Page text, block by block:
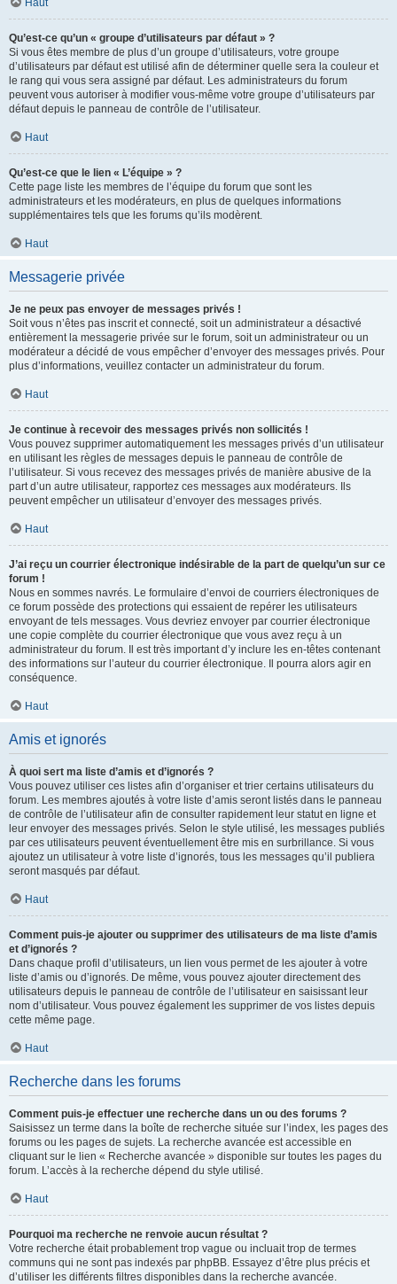
Haut
Qu’est-ce qu’un « groupe d’utilisateurs par défaut » ?
Si vous êtes membre de plus d’un groupe d’utilisateurs, votre groupe
d’utilisateurs par défaut est utilisé afin de déterminer quelle sera la couleur et
le rang qui vous sera assigné par défaut. Les administrateurs du forum
peuvent vous autoriser à modifier vous-même votre groupe d’utilisateurs par
défaut depuis le panneau de contrôle de l’utilisateur.
Haut
Qu’est-ce que le lien « L’équipe » ?
Cette page liste les membres de l’équipe du forum que sont les
administrateurs et les modérateurs, en plus de quelques informations
supplémentaires tels que les forums qu’ils modèrent.
Haut
Messagerie privée
Je ne peux pas envoyer de messages privés !
Soit vous n’êtes pas inscrit et connecté, soit un administrateur a désactivé
entièrement la messagerie privée sur le forum, soit un administrateur ou un
modérateur a décidé de vous empêcher d’envoyer des messages privés. Pour
plus d’informations, veuillez contacter un administrateur du forum.
Haut
Je continue à recevoir des messages privés non sollicités !
Vous pouvez supprimer automatiquement les messages privés d’un utilisateur
en utilisant les règles de messages depuis le panneau de contrôle de
l’utilisateur. Si vous recevez des messages privés de manière abusive de la
part d’un autre utilisateur, rapportez ces messages aux modérateurs. Ils
peuvent empêcher un utilisateur d’envoyer des messages privés.
Haut
J’ai reçu un courrier électronique indésirable de la part de quelqu’un sur ce
forum !
Nous en sommes navrés. Le formulaire d’envoi de courriers électroniques de
ce forum possède des protections qui essaient de repérer les utilisateurs
envoyant de tels messages. Vous devriez envoyer par courrier électronique
une copie complète du courrier électronique que vous avez reçu à un
administrateur du forum. Il est très important d’y inclure les en-têtes contenant
des informations sur l’auteur du courrier électronique. Il pourra alors agir en
conséquence.
Haut
Amis et ignorés
À quoi sert ma liste d’amis et d’ignorés ?
Vous pouvez utiliser ces listes afin d’organiser et trier certains utilisateurs du
forum. Les membres ajoutés à votre liste d’amis seront listés dans le panneau
de contrôle de l’utilisateur afin de consulter rapidement leur statut en ligne et
leur envoyer des messages privés. Selon le style utilisé, les messages publiés
par ces utilisateurs peuvent éventuellement être mis en surbrillance. Si vous
ajoutez un utilisateur à votre liste d’ignorés, tous les messages qu’il publiera
seront masqués par défaut.
Haut
Comment puis-je ajouter ou supprimer des utilisateurs de ma liste d’amis
et d’ignorés ?
Dans chaque profil d’utilisateurs, un lien vous permet de les ajouter à votre
liste d’amis ou d’ignorés. De même, vous pouvez ajouter directement des
utilisateurs depuis le panneau de contrôle de l’utilisateur en saisissant leur
nom d’utilisateur. Vous pouvez également les supprimer de vos listes depuis
cette même page.
Haut
Recherche dans les forums
Comment puis-je effectuer une recherche dans un ou des forums ?
Saisissez un terme dans la boîte de recherche située sur l’index, les pages des
forums ou les pages de sujets. La recherche avancée est accessible en
cliquant sur le lien « Recherche avancée » disponible sur toutes les pages du
forum. L’accès à la recherche dépend du style utilisé.
Haut
Pourquoi ma recherche ne renvoie aucun résultat ?
Votre recherche était probablement trop vague ou incluait trop de termes
communs qui ne sont pas indexés par phpBB. Essayez d’être plus précis et
d’utiliser les différents filtres disponibles dans la recherche avancée.